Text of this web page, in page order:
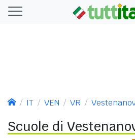
IT VEN VR
Scuole di